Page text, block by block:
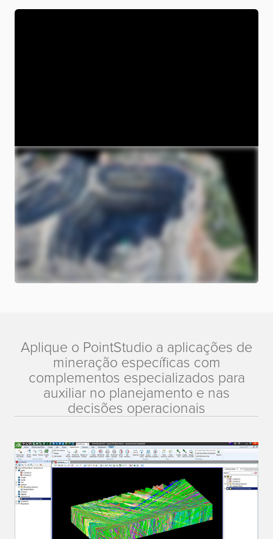
Aplique o PointStudio a aplicações de
mineração específicas com
complementos especializados para
auxiliar no planejamento e nas
decisões operacionais